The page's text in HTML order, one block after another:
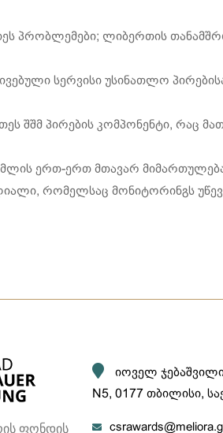
პრობლემები; ლიბერთის
სერვისი უსინათლო
შშმ პირების კომპონენტი, რაც
ერთ-ერთ მთავარ
რომელსაც მონიტორინგს
ფონდის
იოველ
N5, 0177 თბილისი,